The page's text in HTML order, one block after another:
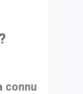
connu